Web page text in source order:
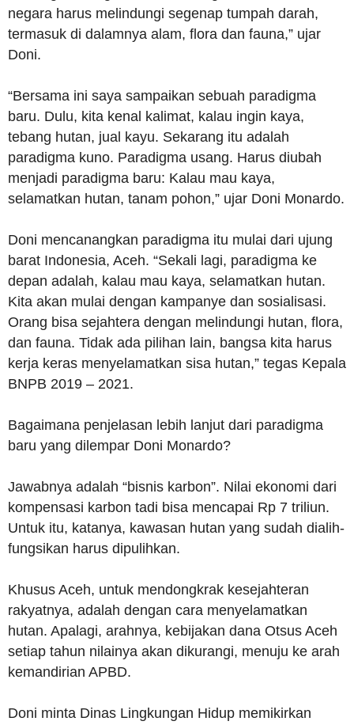
negara harus melindungi segenap tumpah darah,
termasuk di dalamnya alam, flora dan fauna,” ujar
Doni.
“Bersama ini saya sampaikan sebuah paradigma
baru. Dulu, kita kenal kalimat, kalau ingin kaya,
tebang hutan, jual kayu. Sekarang itu adalah
paradigma kuno. Paradigma usang. Harus diubah
menjadi paradigma baru: Kalau mau kaya,
selamatkan hutan, tanam pohon,” ujar Doni Monardo.
Doni mencanangkan paradigma itu mulai dari ujung
barat Indonesia, Aceh. “Sekali lagi, paradigma ke
depan adalah, kalau mau kaya, selamatkan hutan.
Kita akan mulai dengan kampanye dan sosialisasi.
Orang bisa sejahtera dengan melindungi hutan, flora,
dan fauna. Tidak ada pilihan lain, bangsa kita harus
kerja keras menyelamatkan sisa hutan,” tegas Kepala
BNPB 2019 – 2021.
Bagaimana penjelasan lebih lanjut dari paradigma
baru yang dilempar Doni Monardo?
Jawabnya adalah “bisnis karbon”. Nilai ekonomi dari
kompensasi karbon tadi bisa mencapai Rp 7 triliun.
Untuk itu, katanya, kawasan hutan yang sudah dialih-
fungsikan harus dipulihkan.
Khusus Aceh, untuk mendongkrak kesejahteran
rakyatnya, adalah dengan cara menyelamatkan
hutan. Apalagi, arahnya, kebijakan dana Otsus Aceh
setiap tahun nilainya akan dikurangi, menuju ke arah
kemandirian APBD.
Doni minta Dinas Lingkungan Hidup memikirkan